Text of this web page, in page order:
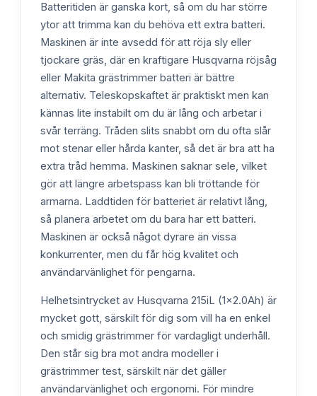
Batteritiden är ganska kort, så om du har större
ytor att trimma kan du behöva ett extra batteri.
Maskinen är inte avsedd för att röja sly eller
tjockare gräs, där en kraftigare Husqvarna röjsåg
eller Makita grästrimmer batteri är bättre
alternativ. Teleskopskaftet är praktiskt men kan
kännas lite instabilt om du är lång och arbetar i
svår terräng. Tråden slits snabbt om du ofta slår
mot stenar eller hårda kanter, så det är bra att ha
extra tråd hemma. Maskinen saknar sele, vilket
gör att längre arbetspass kan bli tröttande för
armarna. Laddtiden för batteriet är relativt lång,
så planera arbetet om du bara har ett batteri.
Maskinen är också något dyrare än vissa
konkurrenter, men du får hög kvalitet och
användarvänlighet för pengarna.
Helhetsintrycket av Husqvarna 215iL (1x2.0Ah) är
mycket gott, särskilt för dig som vill ha en enkel
och smidig grästrimmer för vardagligt underhåll.
Den står sig bra mot andra modeller i
grästrimmer test, särskilt när det gäller
användarvänlighet och ergonomi. För mindre